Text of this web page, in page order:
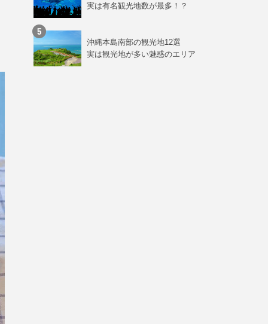
実は有名観光地数が最多！？
沖縄本島南部の観光地12選
実は観光地が多い魅惑のエリア